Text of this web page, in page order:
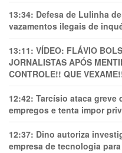
13:34: Defesa de Lulinha
vazamentos ilegais de
13:11: VÍDEO: FLÁVIO
JORNALISTAS APÓS
CONTROLE!! QUE
12:42: Tarcísio ataca greve
empregos e tenta impor
12:37: Dino autoriza
empresa de tecnologia